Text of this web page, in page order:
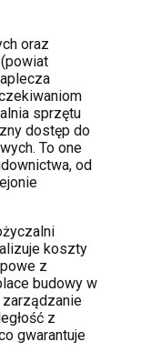
oraz
(powiat
sprzętu
dostęp do
To one
od
koszty
z
budowy w
zarządzanie
z
gwarantuje